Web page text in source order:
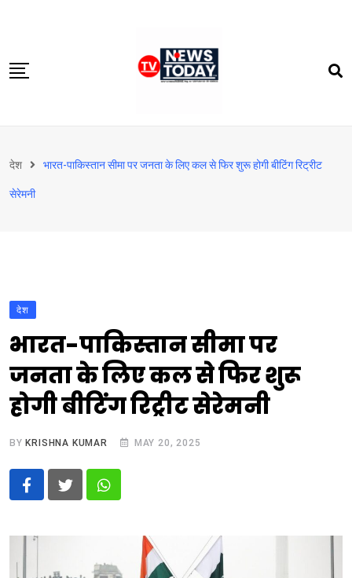
content
दिल्‍ली-एनसीआर
उत्तराखंड
बिजनेस
विदेश
देश भारत-पाकिस्तान सीमा पर जनता के लिए कल से फिर शुरू होगी बीटिंग रिट्रीट
सेरेमनी
देश
भारत-पाकिस्तान सीमा पर
जनता के लिए कल से फिर शुरू
होगी बीटिंग रिट्रीट सेरेमनी
BY KRISHNA KUMAR MAY 20, 2025
Whatsapp